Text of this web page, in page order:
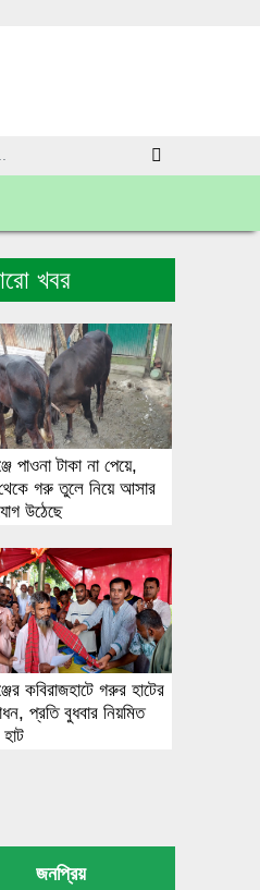
খবর
পাওনা টাকা না পেয়ে,
থেকে গরু তুলে নিয়ে আসার
উঠেছে
কবিরাজহাটে গরুর হাটের
প্রতি বুধবার নিয়মিত
জনপ্রিয়